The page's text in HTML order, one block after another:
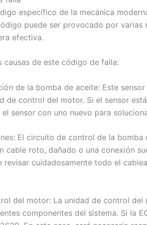
específico de la mecánica
puede ser provocado por
efectiva.
causas de este código de falla:
de la bomba de aceite: Este
de control del motor. Si el sensor
sensor con uno nuevo para
El circuito de control de la
cable roto, dañado o una conexión
revisar cuidadosamente todo el
del motor: La unidad de control
componentes del sistema. Si la